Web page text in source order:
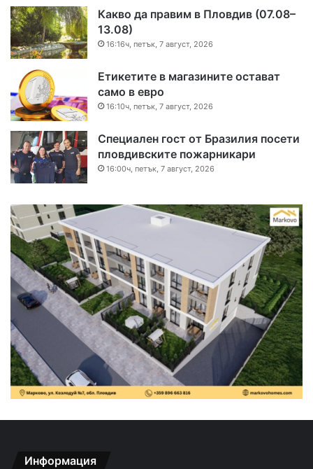
Какво да правим в Пловдив (07.08–
13.08)
16:16ч, петък, 7 август, 2026
Етикетите в магазините остават
само в евро
16:10ч, петък, 7 август, 2026
Специален гост от Бразилия посети
пловдивските пожарникари
16:00ч, петък, 7 август, 2026
Информация